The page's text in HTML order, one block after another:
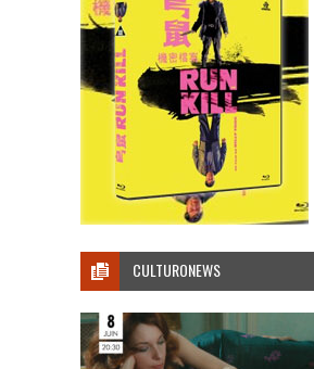
CULTURONEWS